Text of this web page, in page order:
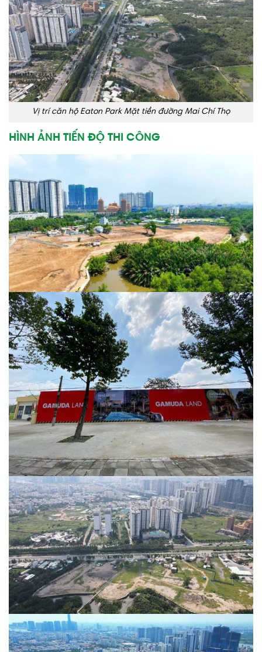
Vị trí căn hộ Eaton Park Mặt tiền đường Mai Chí Thọ
HÌNH ẢNH TIẾN ĐỘ THI CÔNG